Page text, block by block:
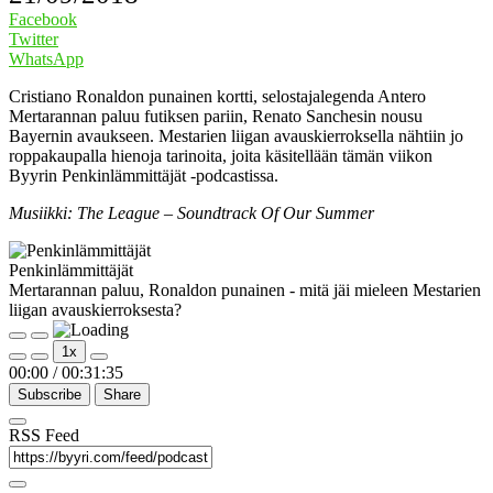
Facebook
Twitter
WhatsApp
Cristiano Ronaldon punainen kortti, selostajalegenda Antero
Mertarannan paluu futiksen pariin, Renato Sanchesin nousu
Bayernin avaukseen. Mestarien liigan avauskierroksella nähtiin jo
roppakaupalla hienoja tarinoita, joita käsitellään tämän viikon
Byyrin Penkinlämmittäjät -podcastissa.
Musiikki: The League – Soundtrack Of Our Summer
Penkinlämmittäjät
Mertarannan paluu, Ronaldon punainen - mitä jäi mieleen Mestarien
liigan avauskierroksesta?
Play
Episode
Pause
Episode
1x
00:00 / 00:31:35
Subscribe Share
RSS Feed